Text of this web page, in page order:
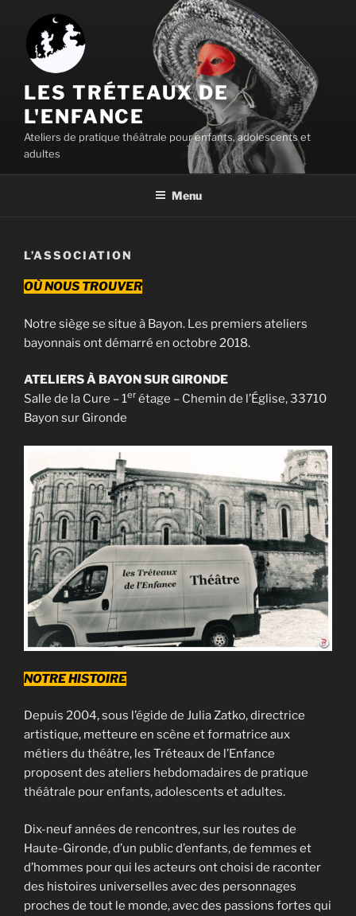
contenu
principal
LES TRÉTEAUX DE
L'ENFANCE
Ateliers de pratique théâtrale pour enfants, adolescents et
adultes
Menu
L’ASSOCIATION
OÙ NOUS TROUVER
Notre siège se situe à Bayon. Les premiers ateliers
bayonnais ont démarré en octobre 2018.
ATELIERS À BAYON SUR GIRONDE
Salle de la Cure – 1er étage – Chemin de l’Église, 33710
Bayon sur Gironde
NOTRE HISTOIRE
Depuis 2004, sous l’égide de Julia Zatko, directrice
artistique, metteure en scène et formatrice aux
métiers du théâtre, les Tréteaux de l’Enfance
proposent des ateliers hebdomadaires de pratique
théâtrale pour enfants, adolescents et adultes.
Dix-neuf années de rencontres, sur les routes de
Haute-Gironde, d’un public d’enfants, de femmes et
d’hommes pour qui les acteurs ont choisi de raconter
des histoires universelles avec des personnages
proches de tout le monde, avec des passions fortes qui